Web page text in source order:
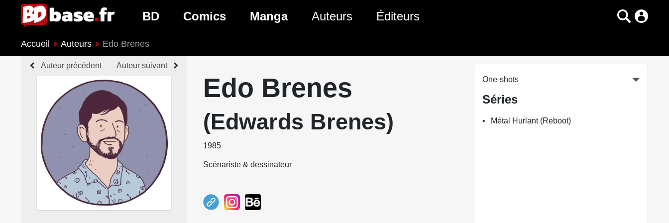
BD
Nouveautés BD
Prochaines sorties BD
Genres BD
Comics
Genres Comics
Manga
Genres Manga
Auteurs Éditeurs
Accueil Auteurs Edo Brenes
Auteur précédent Auteur suivant
Edo Brenes
(Edwards Brenes)
1985
Scénariste & dessinateur
One-shots
Séries
Métal Hurlant (Reboot)